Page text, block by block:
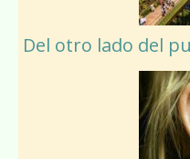
Del otro lado del